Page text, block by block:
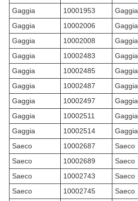
Gaggia
10001953 Gaggia
Gaggia
10002006 Gaggia
Gaggia
10002008 Gaggia
Gaggia
10002483 Gaggia
Gaggia
10002485 Gaggia
Gaggia
10002487 Gaggia
Gaggia
10002497 Gaggia
Gaggia
10002511 Gaggia
Gaggia
10002514 Gaggia
Saeco
10002687 Saeco
Saeco
10002689 Saeco
Saeco
10002743 Saeco
Saeco
10002745 Saeco